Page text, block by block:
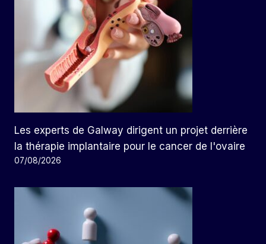
Les experts de Galway dirigent un projet derrière
la thérapie implantaire pour le cancer de l'ovaire
07/08/2026